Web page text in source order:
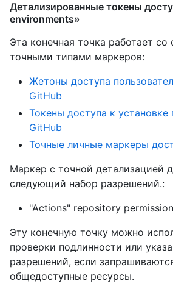
Детализированные токены
environments»
Эта конечная точка работает
точными типами маркеров:
Жетоны доступа
GitHub
Токены доступа к
GitHub
Точные личные маркеры
Маркер с точной детализацией
следующий набор разрешений.:
"Actions" repository
Эту конечную точку можно
проверки подлинности или
разрешений, если
общедоступные ресурсы.